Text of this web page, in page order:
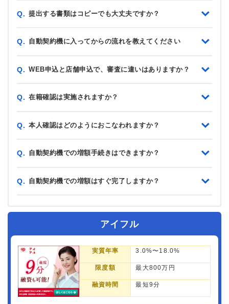
Q. 提出する書類はコピーでも大丈夫ですか？
Q. 自動契約機に入ってからの流れを教えてください
Q. WEB申込と店舗申込で、審査に違いはありますか？
Q. 在籍確認は実施されますか？
Q. 本人確認はどのようにおこなわれますか？
Q. 自動契約機での増額手続きはできますか？
Q. 自動契約機での増額はすぐ完了しますか？
アイフル
実質年率 3.0%〜18.0%
限度額 最大800万円
融資時間 最短9分